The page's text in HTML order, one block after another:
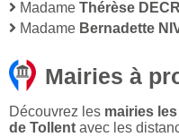
Madame Thérèse
Madame Bernadette
Mairies à
Découvrez les mairies
de Tollent avec les